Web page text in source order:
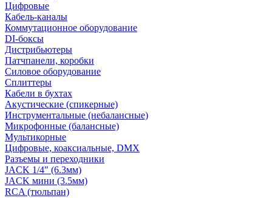
Цифровые
Кабель-каналы
Коммутационное оборудование
DI-боксы
Дистрибьютеры
Патчпанели, коробки
Силовое оборудование
Сплиттеры
Кабели в бухтах
Акустические (спикерные)
Инструментальные (небалансные)
Микрофонные (балансные)
Мультикорные
Цифровые, коаксиальные, DMX
Разъемы и переходники
JACK 1/4" (6.3мм)
JACK мини (3.5мм)
RCA (тюльпан)